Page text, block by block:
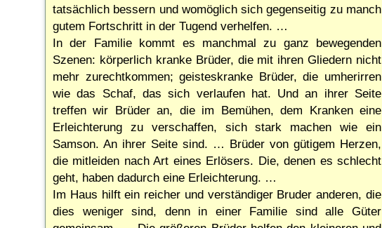
tatsächlich bessern und womöglich sich gegenseitig zu manch
gutem Fortschritt in der Tugend verhelfen. …
In der Familie kommt es manchmal zu ganz bewegenden
Szenen: körperlich kranke Brüder, die mit ihren Gliedern nicht
mehr zurechtkommen; geisteskranke Brüder, die umherirren
wie das Schaf, das sich verlaufen hat. Und an ihrer Seite
treffen wir Brüder an, die im Bemühen, dem Kranken eine
Erleichterung zu verschaffen, sich stark machen wie ein
Samson. An ihrer Seite sind. … Brüder von gütigem Herzen,
die mitleiden nach Art eines Erlösers. Die, denen es schlecht
geht, haben dadurch eine Erleichterung. …
Im Haus hilft ein reicher und verständiger Bruder anderen, die
dies weniger sind, denn in einer Familie sind alle Güter